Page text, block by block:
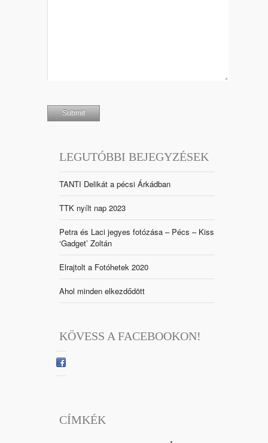
LEGUTÓBBI BEJEGYZÉSEK
TANTI Delikát a pécsi Árkádban
TTK nyílt nap 2023
Petra és Laci jegyes fotózása – Pécs – Kiss
‘Gadget’ Zoltán
Elrajtolt a Fotóhetek 2020
Ahol minden elkezdődött
KÖVESS A FACEBOOKON!
CÍMKÉK